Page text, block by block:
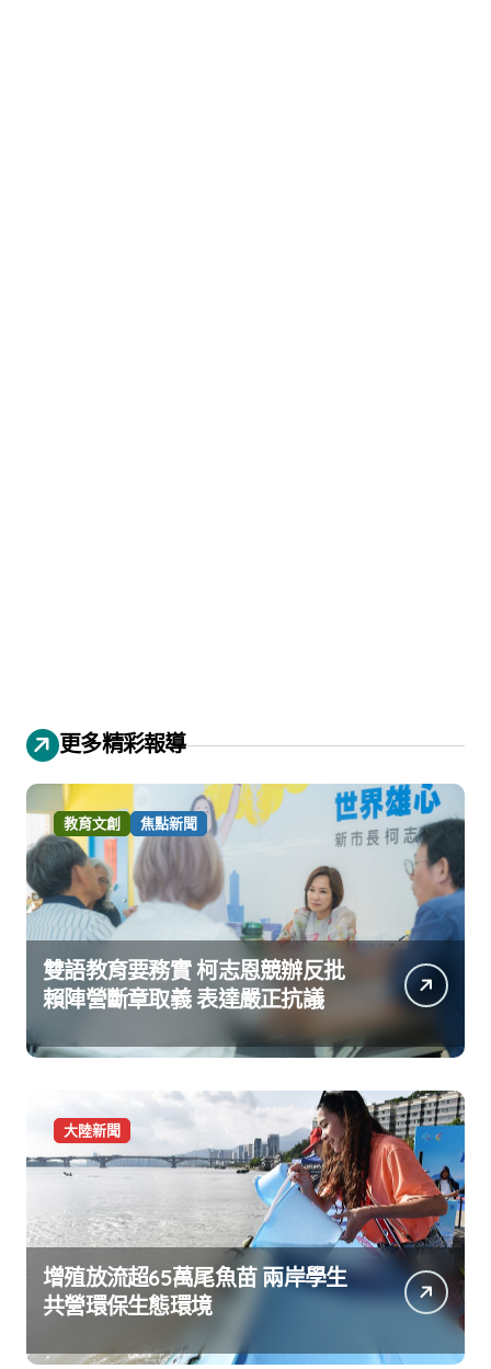
更多精彩報導
教育文創 焦點新聞
雙語教育要務實 柯志恩競辦反批
賴陣營斷章取義 表達嚴正抗議
大陸新聞
增殖放流超65萬尾魚苗 兩岸學生
共營環保生態環境